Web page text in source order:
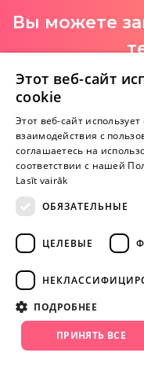
Вы можете
Напишите
Внимание! Yesyes.lv
Этот веб-сайт
cookie
Этот веб-сайт
взаимодействия с
соглашаетесь на
соответствии с нашей
Lasīt vairāk
ОБЯЗАТЕЛЬНЫЕ
ЦЕЛЕВЫЕ
ПОДРОБНЕЕ
ПРИНЯТЬ ВСЕ